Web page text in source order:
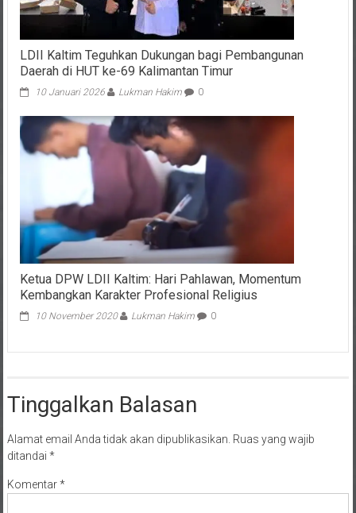
LDII Kaltim Teguhkan Dukungan bagi Pembangunan
Daerah di HUT ke-69 Kalimantan Timur
10 Januari 2026 Lukman Hakim 0
Ketua DPW LDII Kaltim: Hari Pahlawan, Momentum
Kembangkan Karakter Profesional Religius
10 November 2020 Lukman Hakim 0
Tinggalkan Balasan
Alamat email Anda tidak akan dipublikasikan. Ruas yang wajib
ditandai *
Komentar*